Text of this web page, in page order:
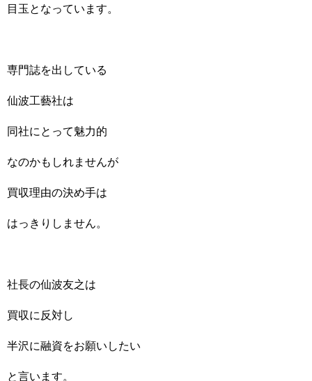
目玉となっています。
専門誌を出している
仙波工藝社は
同社にとって魅力的
なのかもしれませんが
買収理由の決め手は
はっきりしません。
社長の仙波友之は
買収に反対し
半沢に融資をお願いしたい
と言います。